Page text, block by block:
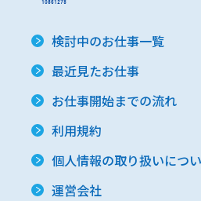
検討中のお仕事一覧
最近見たお仕事
お仕事開始までの流れ
利用規約
個人情報の取り扱いにつ
運営会社